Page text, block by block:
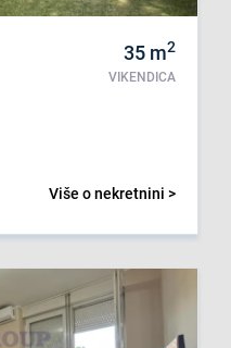
35 m2
VIKENDICA
Više o nekretnini >